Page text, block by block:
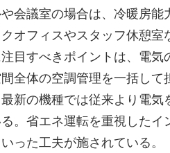
会議室の場合は、冷暖房
オフィスやスタッフ休憩
目すべきポイントは、電
全体の空調管理を一括し
新の機種では従来より電
。省エネ運転を重視した
った工夫が施されている。